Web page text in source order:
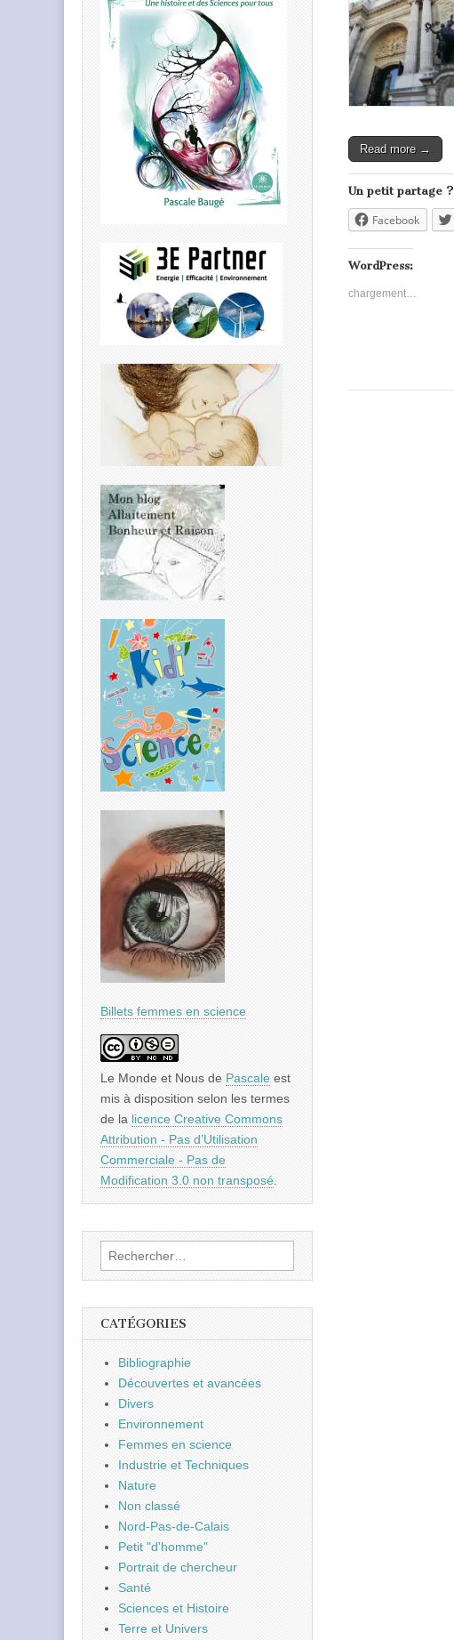
Read more →
Un petit partage ?
Facebook
WordPress:
chargement…
Billets femmes en science
Le Monde et Nous de Pascale est
mis à disposition selon les termes
de la licence Creative Commons
Attribution - Pas d’Utilisation
Commerciale - Pas de
Modification 3.0 non transposé.
Rechercher :
CATÉGORIES
Bibliographie
Découvertes et avancées
Divers
Environnement
Femmes en science
Industrie et Techniques
Nature
Non classé
Nord-Pas-de-Calais
Petit "d'homme"
Portrait de chercheur
Santé
Sciences et Histoire
Terre et Univers